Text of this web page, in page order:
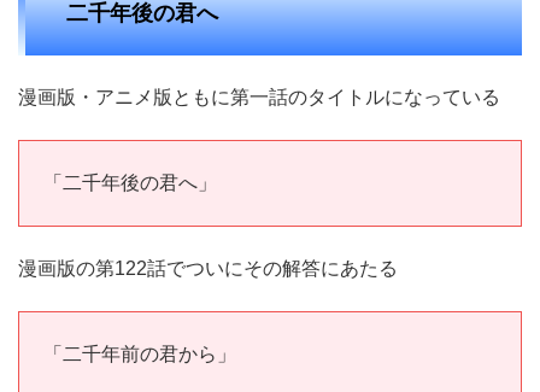
二千年後の君へ
漫画版・アニメ版ともに第一話のタイトルになっている
「二千年後の君へ」
漫画版の第122話でついにその解答にあたる
「二千年前の君から」